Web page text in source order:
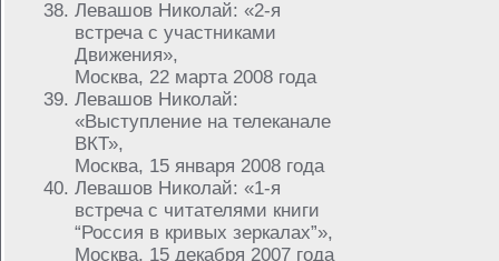
Левашов Николай: «2-я
встреча с участниками
Движения»,
Москва, 22 марта 2008 года
Левашов Николай:
«Выступление на телеканале
ВКТ»,
Москва, 15 января 2008 года
Левашов Николай: «1-я
встреча с читателями книги
“Россия в кривых зеркалах”»,
Москва, 15 декабря 2007 года